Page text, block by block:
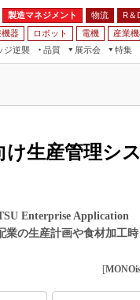
製造マネジメント 物流 R＆
器 ロボット 電機 産業
ジ逆襲 品質
展示会
特集
マ
ービス
技術
リング
リティ
生産管理シス
Enterprise Application
業の生産計画や食材加工時
[